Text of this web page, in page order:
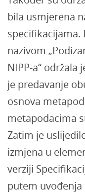
bila usmjerena
specifikacijama.
nazivom
NIPP-a“ održala
je predavanje
osnova
metapodacima
Zatim je
izmjena u
verziji
putem uvođenja